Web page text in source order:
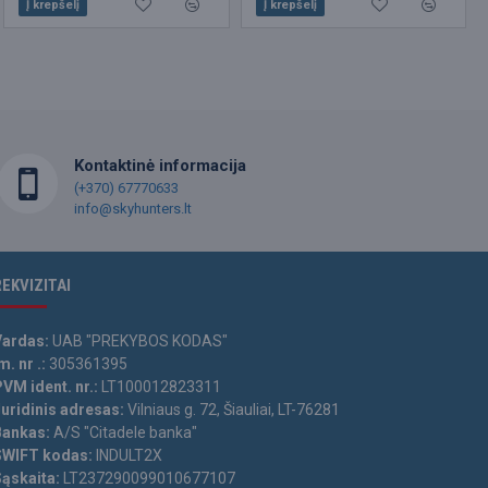
Į krepšelį
Į krepšelį Į krepšelį
Kontaktinė informacija
(+370) 67770633
info@skyhunters.lt
UAB "PREKYBOS KODAS"
nr .: 305361395
ident. nr.: LT100012823311
adresas: Vilniaus g. 72, Šiauliai, LT-76281
A/S "Citadele banka"
kodas: INDULT2X
LT237290099010677107